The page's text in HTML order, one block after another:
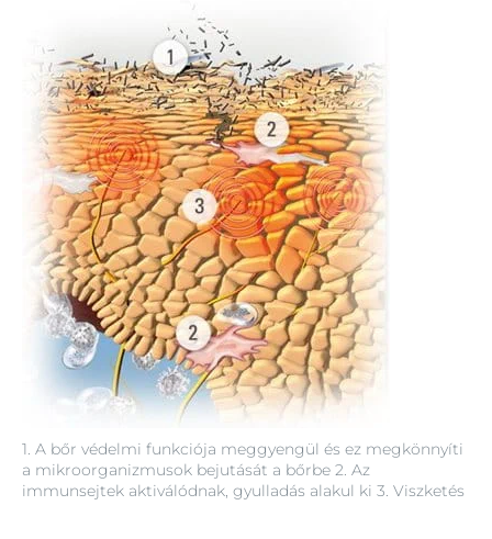
1. A bőr védelmi funkciója meggyengül és ez megkönnyíti
a mikroorganizmusok bejutását a bőrbe 2. Az
immunsejtek aktiválódnak, gyulladás alakul ki 3. Viszketés